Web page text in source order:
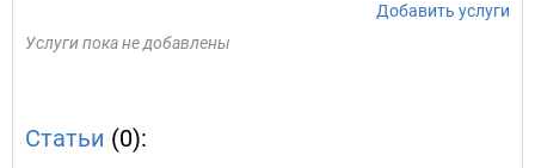
Добавить услуги
Услуги пока не добавлены
Статьи (0):